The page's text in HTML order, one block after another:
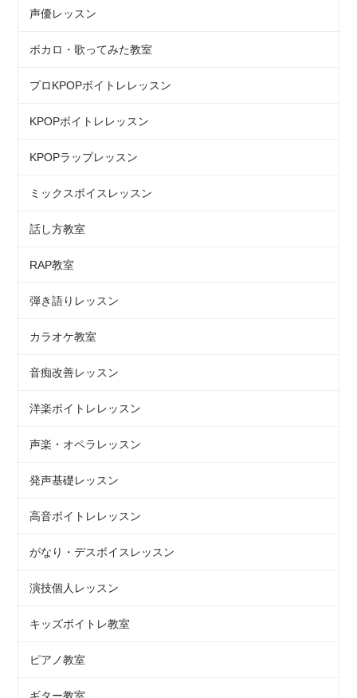
声優レッスン
ボカロ・歌ってみた教室
プロKPOPボイトレレッスン
KPOPボイトレレッスン
KPOPラップレッスン
ミックスボイスレッスン
話し方教室
RAP教室
弾き語りレッスン
カラオケ教室
音痴改善レッスン
洋楽ボイトレレッスン
声楽・オペラレッスン
発声基礎レッスン
高音ボイトレレッスン
がなり・デスボイスレッスン
演技個人レッスン
キッズボイトレ教室
ピアノ教室
ギター教室